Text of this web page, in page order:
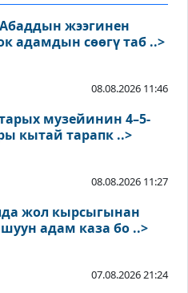
жээгинен
адамдын сөөгү таб ..>
08.08.2026 11:46
музейинин 4–5-
кытай тарапк ..>
08.08.2026 11:27
жол кырсыгынан
адам каза бо ..>
07.08.2026 21:24